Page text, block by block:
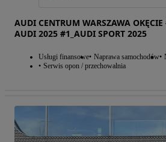
AUDI CENTRUM WARSZAWA OKĘCIE
AUDI 2025 #1_AUDI SPORT 2025
Usługi finansowe Naprawa samochodów
Serwis opon / przechowalnia